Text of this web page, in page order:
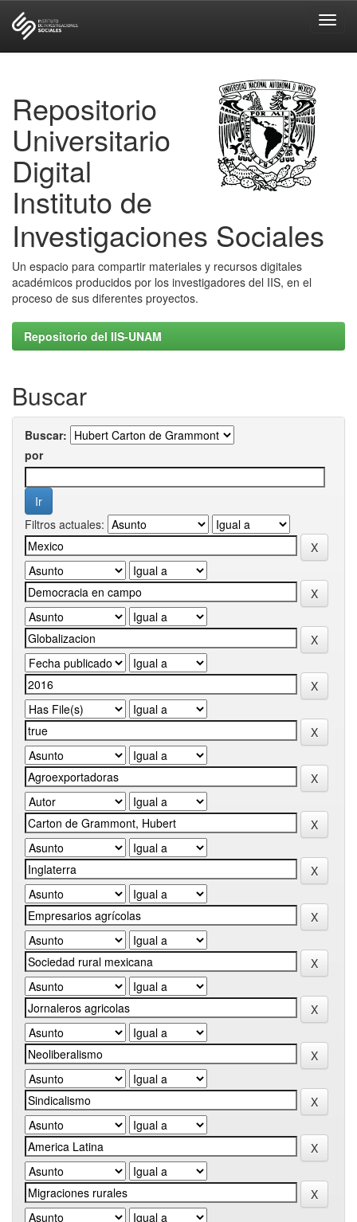
Repositorio
Universitario
Digital
Instituto de
Investigaciones Sociales
Un espacio para compartir materiales y recursos digitales
académicos producidos por los investigadores del IIS, en el
proceso de sus diferentes proyectos.
Repositorio del IIS-UNAM
Buscar
Buscar:
por
Filtros actuales: